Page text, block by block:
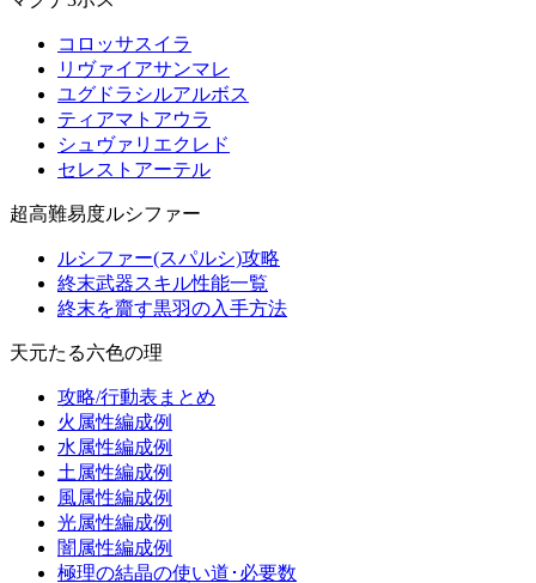
コロッサスイラ
リヴァイアサンマレ
ユグドラシルアルボス
ティアマトアウラ
シュヴァリエクレド
セレストアーテル
超高難易度ルシファー
ルシファー(スパルシ)攻略
終末武器スキル性能一覧
終末を齎す黒羽の入手方法
天元たる六色の理
攻略/行動表まとめ
火属性編成例
水属性編成例
土属性編成例
風属性編成例
光属性編成例
闇属性編成例
極理の結晶の使い道･必要数